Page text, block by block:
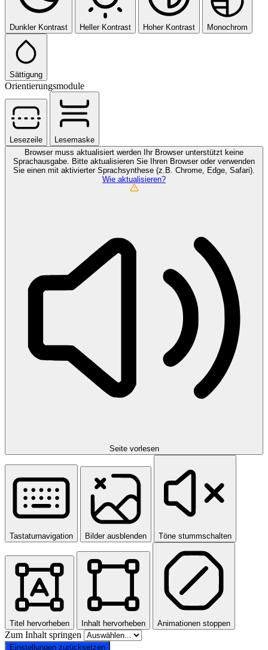
Dunkler Kontrast Heller Kontrast Hoher Kontrast Monochrom
Sättigung
Orientierungsmodule
Lesezeile
Lesemaske
Browser muss aktualisiert werden Ihr Browser unterstützt keine
Sprachausgabe. Bitte aktualisieren Sie Ihren Browser oder verwenden
Sie einen mit aktivierter Sprachsynthese (z.B. Chrome, Edge, Safari).
Wie aktualisieren?
Seite vorlesen
Tastaturnavigation Bilder ausblenden Töne stummschalten
Titel hervorheben Inhalt hervorheben Animationen stoppen
Zum Inhalt springen
Einstellungen zurücksetzen